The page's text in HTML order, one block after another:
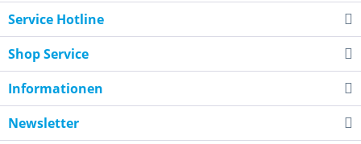
Service Hotline
Shop Service
Informationen
Newsletter